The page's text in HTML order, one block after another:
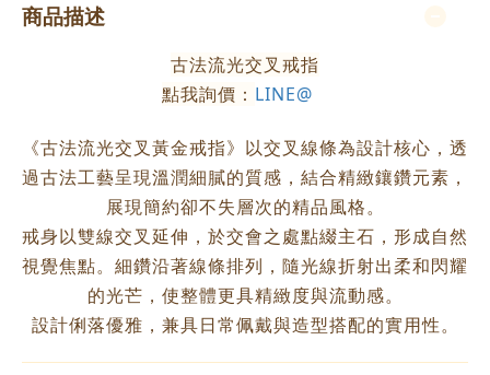
商品描述
古法流光交叉戒指
點我詢價： LINE@
《古法流光交叉黃金戒指》以交叉線條為設計核心，透
過古法工藝呈現溫潤細膩的質感，結合精緻鑲鑽元素，
展現簡約卻不失層次的精品風格。
戒身以雙線交叉延伸，於交會之處點綴主石，形成自然
視覺焦點。細鑽沿著線條排列，隨光線折射出柔和閃耀
的光芒，使整體更具精緻度與流動感。
設計俐落優雅，兼具日常佩戴與造型搭配的實用性。